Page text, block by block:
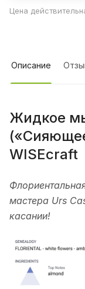
Цена
Описание
Жидкое
WISEcraft
мастера Urs
касании!